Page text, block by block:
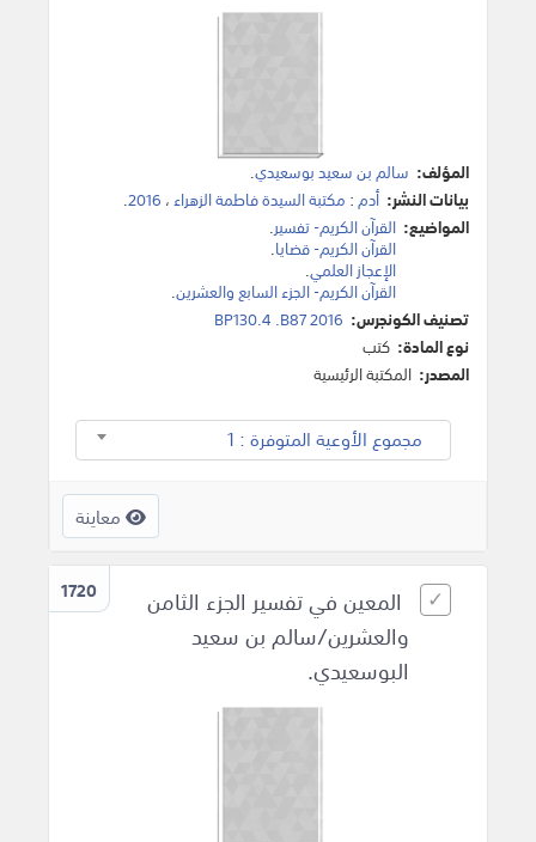
المؤلف: سالم بن سعيد بوسعيدي.
بيانات النشر: أدم: مكتبة السيدة فاطمة الزهراء، 2016
.
المواضيع: القرآن الكريم- تفسير.
القرآن الكريم- قضايا.
الإعجاز العلمي.
القرآن الكريم- الجزء السابع والعشرين.
تصنيف الكونجرس: BP130.4 .B87 2016
نوع المادة: كتب
المصدر: المكتبة الرئيسية
مجموع الأوعية المتوفرة : 1
معاينة
1720
المعين في تفسير الجزء الثامن
والعشرين/سالم بن سعيد
البوسعيدي.